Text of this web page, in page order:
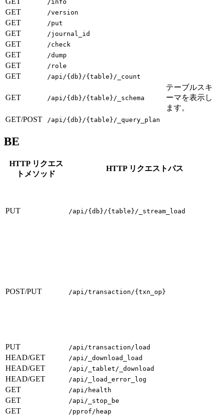
/info
GET /version
GET /put
GET /journal_id
GET /check
GET /dump
GET /role
GET /api/{db}/{table}/_count
GET /api/{db}/{table}/_schema
テーブルスキ
ーマを表示し
ます。
GET/POST
/api/{db}/{table}/_query_plan
BE
HTTP リクエス
トメソッド
HTTP リクエストパス
PUT /api/{db}/{table}/_stream_load
POST/PUT /api/transaction/{txn_op}
PUT /api/transaction/load
HEAD/GET /api/_download_load
HEAD/GET /api/_tablet/_download
HEAD/GET /api/_load_error_log
GET /api/health
GET /api/_stop_be
GET /pprof/heap